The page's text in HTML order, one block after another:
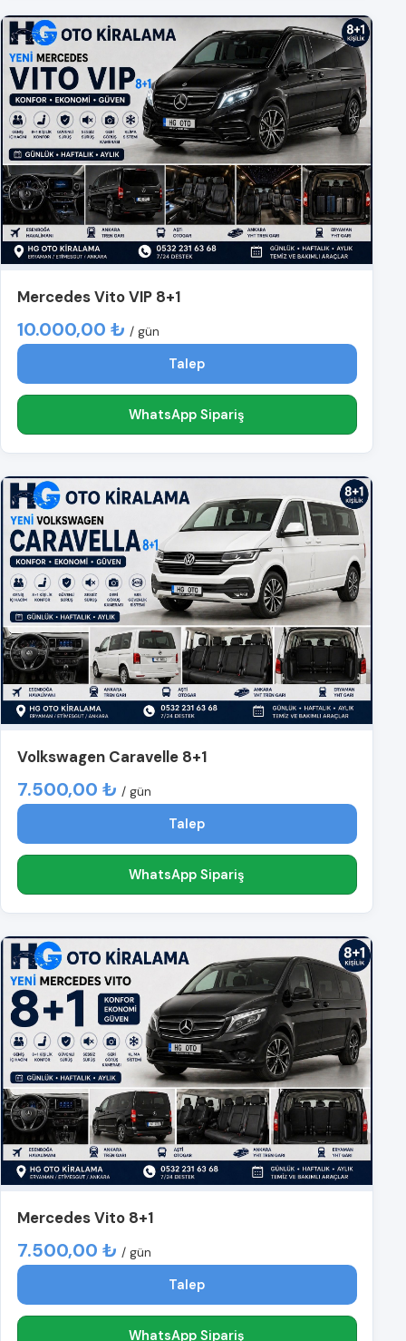
Mercedes Vito VIP 8+1
10.000,00 ₺ / gün
Talep
WhatsApp Sipariş
Volkswagen Caravelle 8+1
7.500,00 ₺ / gün
Talep
WhatsApp Sipariş
Mercedes Vito 8+1
7.500,00 ₺ / gün
Talep
WhatsApp Sipariş